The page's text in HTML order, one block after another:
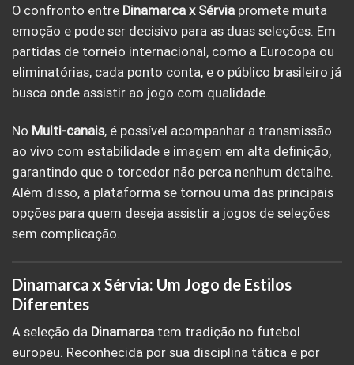
O confronto entre Dinamarca x Sérvia promete muita
emoção e pode ser decisivo para as duas seleções. Em
partidas de torneio internacional, como a Eurocopa ou
eliminatórias, cada ponto conta, e o público brasileiro já
busca onde assistir ao jogo com qualidade.
No Multi-canais, é possível acompanhar a transmissão
ao vivo com estabilidade e imagem em alta definição,
garantindo que o torcedor não perca nenhum detalhe.
Além disso, a plataforma se tornou uma das principais
opções para quem deseja assistir a jogos de seleções
sem complicação.
Dinamarca x Sérvia: Um Jogo de Estilos
Diferentes
A seleção da Dinamarca tem tradição no futebol
europeu. Reconhecida por sua disciplina tática e por